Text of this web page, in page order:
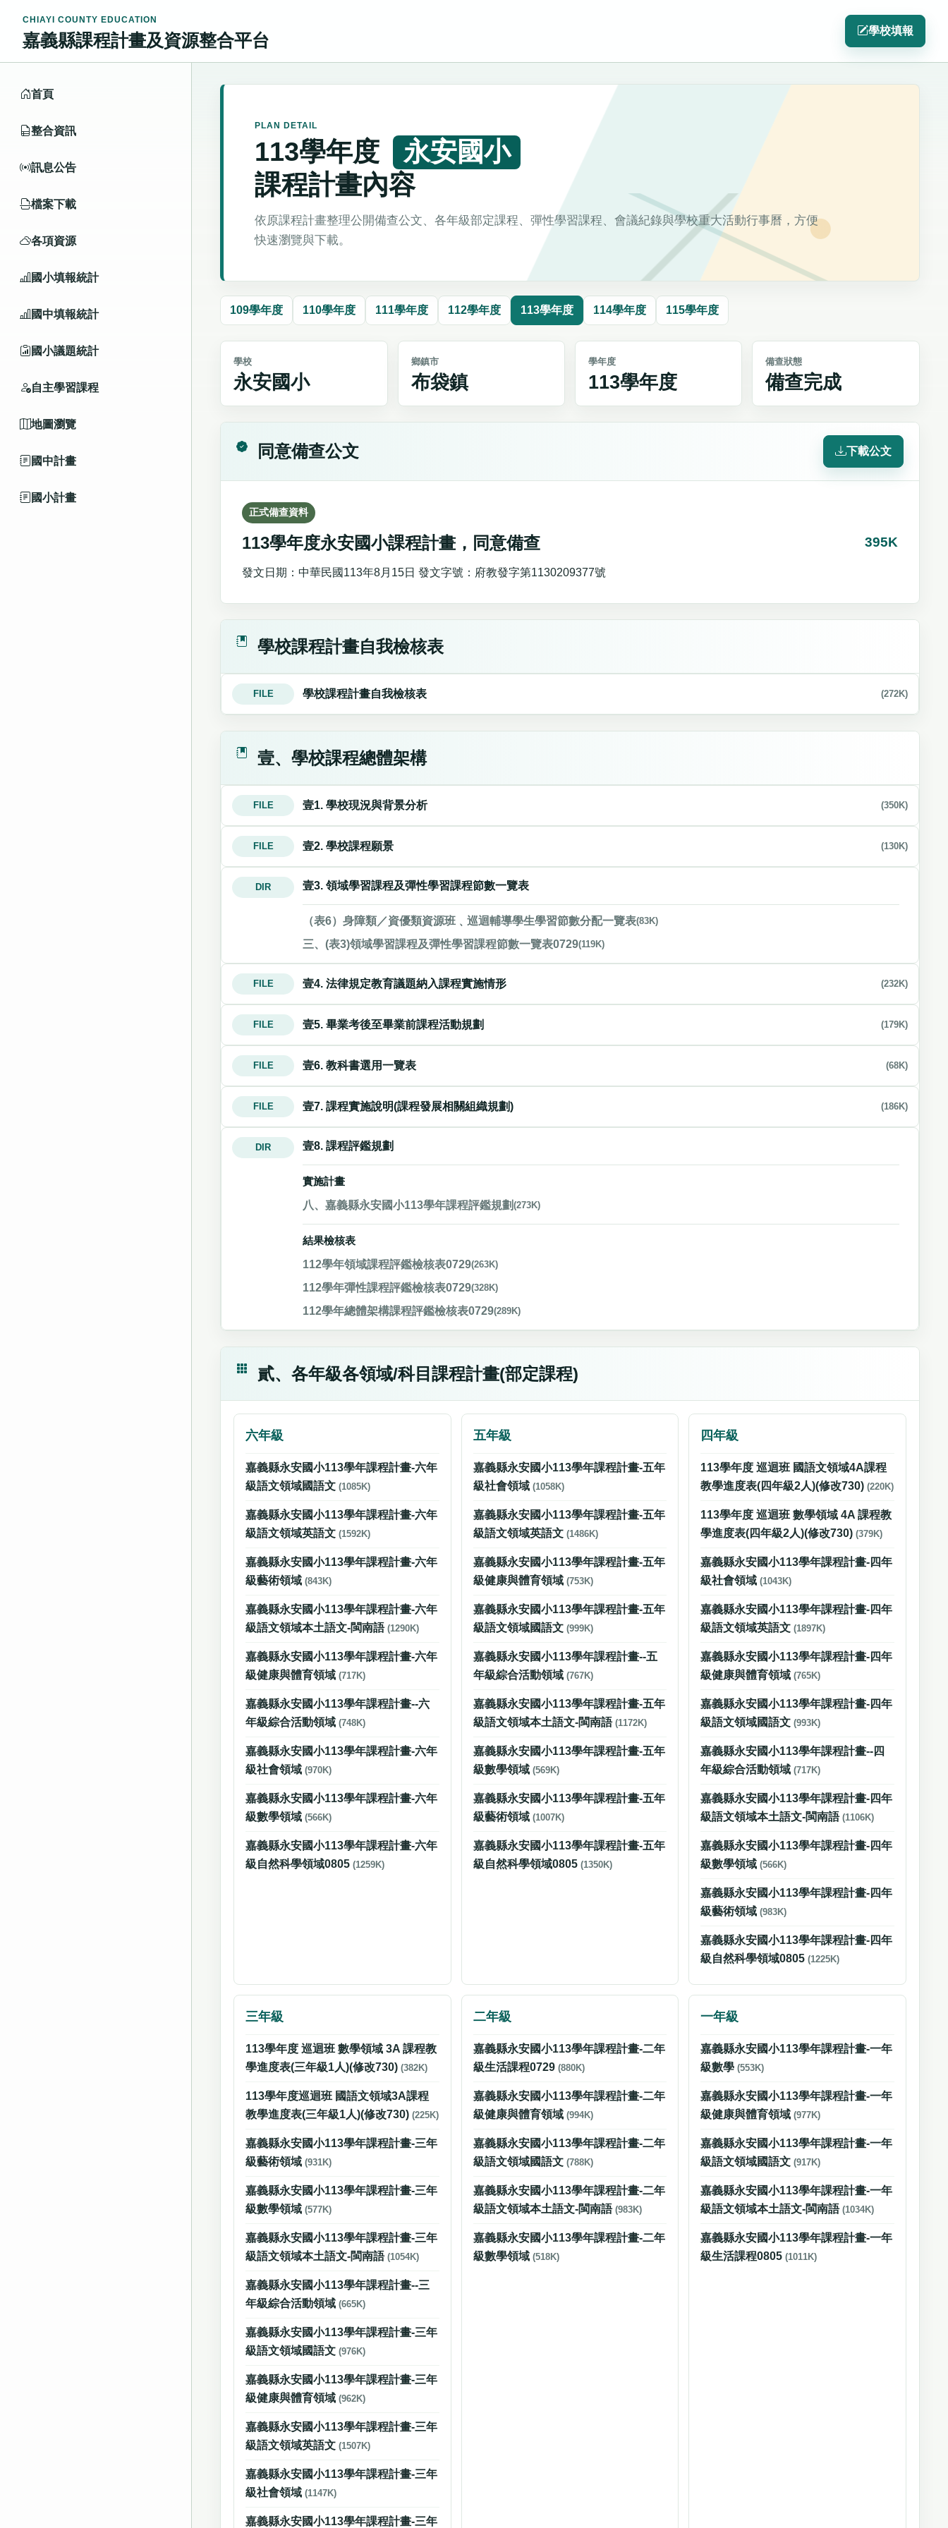
CHIAYI COUNTY EDUCATION
嘉義縣課程計畫及資源整合平台
學校填報
首頁
整合資訊
訊息公告
檔案下載
各項資源
國小填報統計
國中填報統計
國小議題統計
自主學習課程
地圖瀏覽
國中計畫
國小計畫
PLAN DETAIL
113學年度
永安國小
課程計畫內容
依原課程計畫整理公開備查公文、各年級部定課程、彈性學習課程、會議紀錄與學校重大活動行事曆，方便
快速瀏覽與下載。
109學年度 110學年度 111學年度 112學年度 113學年度 114學年度 115學年度
學校
永安國小
鄉鎮市
布袋鎮
學年度
113學年度
備查狀態
備查完成
同意備查公文 下載公文
正式備查資料
113學年度永安國小課程計畫，同意備查
發文日期：中華民國113年8月15日 發文字號：府教發字第1130209377號
395K
學校課程計畫自我檢核表
FILE 學校課程計畫自我檢核表 (272K)
壹、學校課程總體架構
FILE 壹1. 學校現況與背景分析 (350K)
FILE 壹2. 學校課程願景 (130K)
DIR 壹3. 領域學習課程及彈性學習課程節數一覽表
（表6）身障類／資優類資源班﹑巡迴輔導學生學習節數分配一覽表(83K)
三、(表3)領域學習課程及彈性學習課程節數一覽表0729(119K)
FILE 壹4. 法律規定教育議題納入課程實施情形 (232K)
FILE 壹5. 畢業考後至畢業前課程活動規劃 (179K)
FILE 壹6. 教科書選用一覽表 (68K)
FILE 壹7. 課程實施說明(課程發展相關組織規劃) (186K)
DIR 壹8. 課程評鑑規劃
實施計畫
八、嘉義縣永安國小113學年課程評鑑規劃(273K)
結果檢核表
112學年領域課程評鑑檢核表0729(263K)
112學年彈性課程評鑑檢核表0729(328K)
112學年總體架構課程評鑑檢核表0729(289K)
貳、各年級各領域/科目課程計畫(部定課程)
六年級
嘉義縣永安國小113學年課程計畫-六年
級語文領域國語文(1085K)
嘉義縣永安國小113學年課程計畫-六年
級語文領域英語文(1592K)
嘉義縣永安國小113學年課程計畫-六年
級藝術領域(843K)
嘉義縣永安國小113學年課程計畫-六年
級語文領域本土語文-閩南語(1290K)
嘉義縣永安國小113學年課程計畫-六年
級健康與體育領域(717K)
嘉義縣永安國小113學年課程計畫--六
年級綜合活動領域(748K)
嘉義縣永安國小113學年課程計畫-六年
級社會領域(970K)
嘉義縣永安國小113學年課程計畫-六年
級數學領域(566K)
嘉義縣永安國小113學年課程計畫-六年
級自然科學領域0805(1259K)
五年級
嘉義縣永安國小113學年課程計畫-五年
級社會領域 (1058K)
嘉義縣永安國小113學年課程計畫-五年
級語文領域英語文 (1486K)
嘉義縣永安國小113學年課程計畫-五年
級健康與體育領域 (753K)
嘉義縣永安國小113學年課程計畫-五年
級語文領域國語文 (999K)
嘉義縣永安國小113學年課程計畫--五
年級綜合活動領域 (767K)
嘉義縣永安國小113學年課程計畫-五年
級語文領域本土語文-閩南語 (1172K)
嘉義縣永安國小113學年課程計畫-五年
級數學領域 (569K)
嘉義縣永安國小113學年課程計畫-五年
級藝術領域 (1007K)
嘉義縣永安國小113學年課程計畫-五年
級自然科學領域0805 (1350K)
四年級
113學年度 巡迴班 國語文領域4A課程
教學進度表(四年級2人)(修改730)(220K)
113學年度 巡迴班 數學領域 4A 課程教
學進度表(四年級2人)(修改730)(379K)
嘉義縣永安國小113學年課程計畫-四年
級社會領域(1043K)
嘉義縣永安國小113學年課程計畫-四年
級語文領域英語文(1897K)
嘉義縣永安國小113學年課程計畫-四年
級健康與體育領域(765K)
嘉義縣永安國小113學年課程計畫-四年
級語文領域國語文(993K)
嘉義縣永安國小113學年課程計畫--四
年級綜合活動領域(717K)
嘉義縣永安國小113學年課程計畫-四年
級語文領域本土語文-閩南語(1106K)
嘉義縣永安國小113學年課程計畫-四年
級數學領域(566K)
嘉義縣永安國小113學年課程計畫-四年
級藝術領域(983K)
嘉義縣永安國小113學年課程計畫-四年
級自然科學領域0805(1225K)
三年級
113學年度 巡迴班 數學領域 3A 課程教
學進度表(三年級1人)(修改730)(382K)
113學年度巡迴班 國語文領域3A課程
教學進度表(三年級1人)(修改730)(225K)
嘉義縣永安國小113學年課程計畫-三年
級藝術領域(931K)
嘉義縣永安國小113學年課程計畫-三年
級數學領域(577K)
嘉義縣永安國小113學年課程計畫-三年
級語文領域本土語文-閩南語(1054K)
嘉義縣永安國小113學年課程計畫--三
年級綜合活動領域(665K)
嘉義縣永安國小113學年課程計畫-三年
級語文領域國語文(976K)
嘉義縣永安國小113學年課程計畫-三年
級健康與體育領域(962K)
嘉義縣永安國小113學年課程計畫-三年
級語文領域英語文(1507K)
嘉義縣永安國小113學年課程計畫-三年
級社會領域(1147K)
嘉義縣永安國小113學年課程計畫-三年
二年級
嘉義縣永安國小113學年課程計畫-二年
級生活課程0729 (880K)
嘉義縣永安國小113學年課程計畫-二年
級健康與體育領域 (994K)
嘉義縣永安國小113學年課程計畫-二年
級語文領域國語文 (788K)
嘉義縣永安國小113學年課程計畫-二年
級語文領域本土語文-閩南語 (983K)
嘉義縣永安國小113學年課程計畫-二年
級數學領域 (518K)
一年級
嘉義縣永安國小113學年課程計畫-一年
級數學(553K)
嘉義縣永安國小113學年課程計畫-一年
級健康與體育領域(977K)
嘉義縣永安國小113學年課程計畫-一年
級語文領域國語文(917K)
嘉義縣永安國小113學年課程計畫-一年
級語文領域本土語文-閩南語(1034K)
嘉義縣永安國小113學年課程計畫-一年
級生活課程0805(1011K)